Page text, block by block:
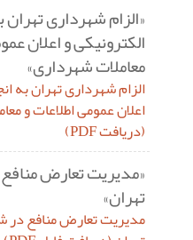
«الزام شهرداری تهران
الکترونیکی و اعلان
معاملات شهرداری»
الزام شهرداری تهران به
اعلان عمومی اطلاعات و
(دریافت PDF)
«مدیریت تعارض
تهران»
مدیریت تعارض منافع در